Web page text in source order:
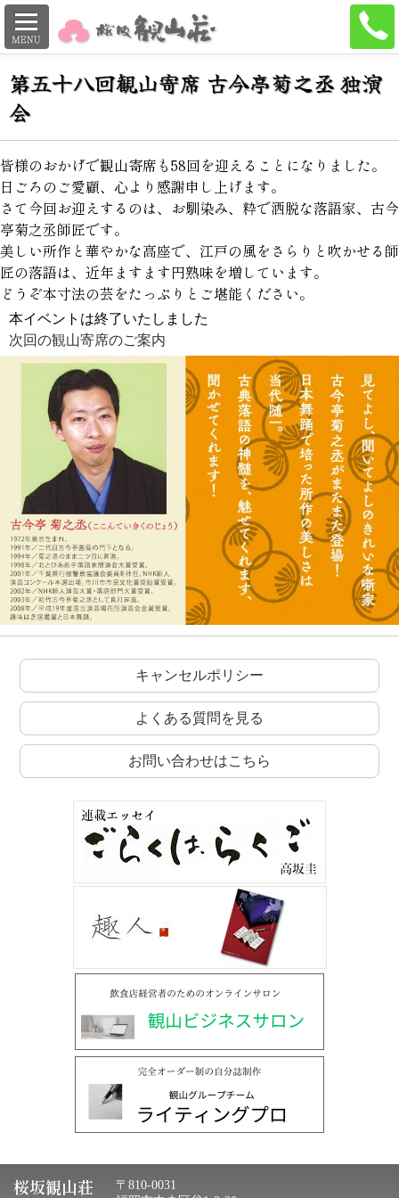
第五十八回観山寄席 古今亭菊之丞 独演
会
皆様のおかげで観山寄席も58回を迎えることになりました。
日ごろのご愛顧、心より感謝申し上げます。
さて今回お迎えするのは、お馴染み、粋で洒脱な落語家、古今
亭菊之丞師匠です。
美しい所作と華やかな高座で、江戸の風をさらりと吹かせる師
匠の落語は、近年ますます円熟味を増しています。
どうぞ本寸法の芸をたっぷりとご堪能ください。
本イベントは終了いたしました
次回の観山寄席のご案内
キャンセルポリシー
よくある質問を見る
お問い合わせはこちら
桜坂観山荘
〒810-0031